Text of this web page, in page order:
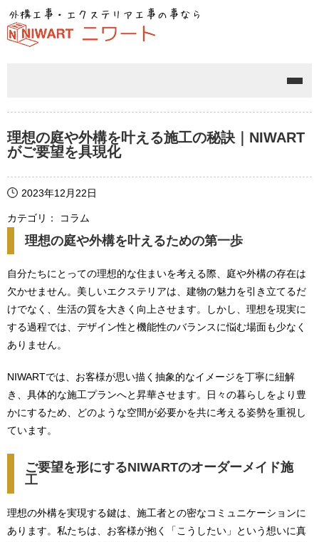
メニ
理想の庭や外構を叶える施工の秘訣｜NIWART
がご要望を具現化
2023年12月22日
カテゴリ： コラム
理想の庭や外構を叶えるための第一歩
自分たちにとっての理想的な住まいを考える際、庭や外構の存在は
欠かせません。美しいエクステリアは、建物の魅力を引き立てるだ
けでなく、生活の質を大きく向上させます。しかし、理想を現実に
する過程では、デザイン性と機能性のバランスに悩む場面も少なく
ありません。
NIWARTでは、お客様が思い描く抽象的なイメージを丁寧に紐解
き、具体的な施工プランへと昇華させます。日々の暮らしをより豊
かにするため、どのような空間が必要かを共に考える姿勢を重視し
ています。
ご要望を形にするNIWARTのオーダーメイド施
工
理想の外構を実現する鍵は、施工者との密なコミュニケーションに
あります。私たちは、お客様が抱く「こうしたい」という想いに真